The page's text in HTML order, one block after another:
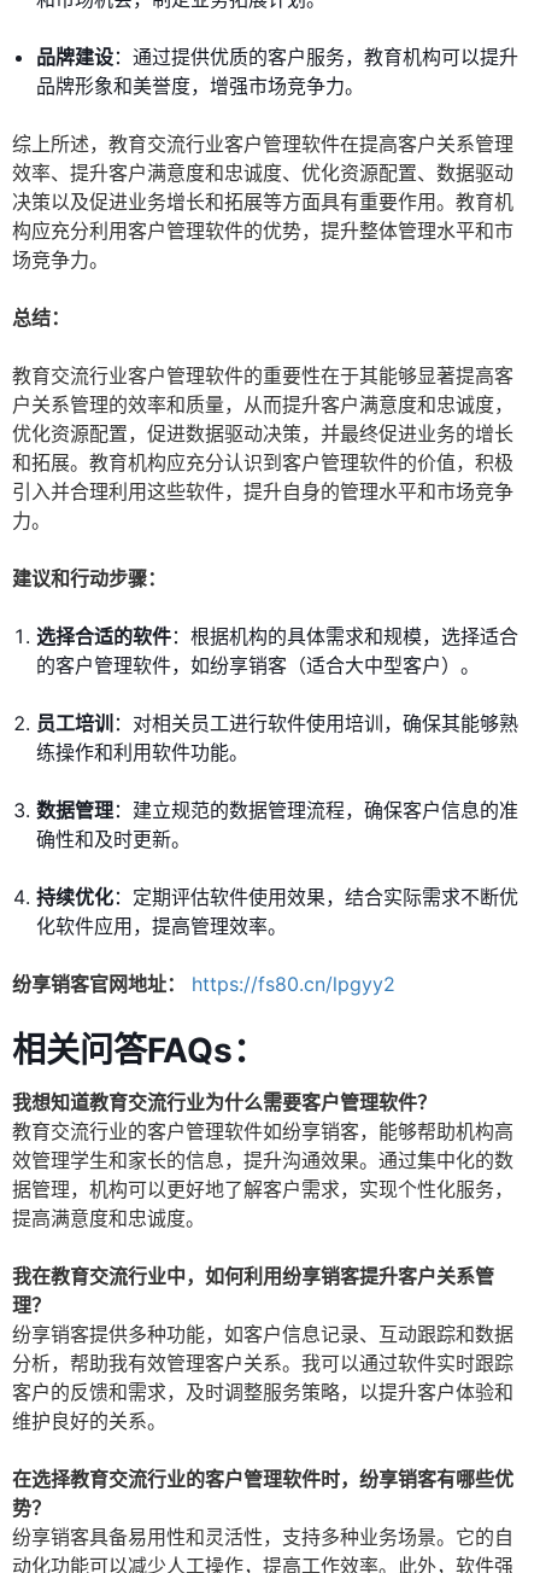
品牌建设：通过提供优质的客户服务，教育机构可以提升
品牌形象和美誉度，增强市场竞争力。
综上所述，教育交流行业客户管理软件在提高客户关系管理
效率、提升客户满意度和忠诚度、优化资源配置、数据驱动
决策以及促进业务增长和拓展等方面具有重要作用。教育机
构应充分利用客户管理软件的优势，提升整体管理水平和市
场竞争力。
总结：
教育交流行业客户管理软件的重要性在于其能够显著提高客
户关系管理的效率和质量，从而提升客户满意度和忠诚度，
优化资源配置，促进数据驱动决策，并最终促进业务的增长
和拓展。教育机构应充分认识到客户管理软件的价值，积极
引入并合理利用这些软件，提升自身的管理水平和市场竞争
力。
建议和行动步骤：
选择合适的软件：根据机构的具体需求和规模，选择适合
的客户管理软件，如纷享销客（适合大中型客户）。
员工培训 ：对相关员工进行软件使用培训，确保其能够熟
练操作和利用软件功能。
数据管理：建立规范的数据管理流程，确保客户信息的准
确性和及时更新。
持续优化：定期评估软件使用效果，结合实际需求不断优
化软件应用，提高管理效率。
纷享销客官网地址： https://fs80.cn/lpgyy2
相关问答FAQs：
我想知道教育交流行业为什么需要客户管理软件？
教育交流行业的客户管理软件如纷享销客，能够帮助机构高
效管理学生和家长的信息，提升沟通效果。通过集中化的数
据管理，机构可以更好地了解客户需求，实现个性化服务，
提高满意度和忠诚度。
我在教育交流行业中，如何利用纷享销客提升客户关系管
理？
纷享销客提供多种功能，如客户信息记录、互动跟踪和数据
分析，帮助我有效管理客户关系。我可以通过软件实时跟踪
客户的反馈和需求，及时调整服务策略，以提升客户体验和
维护良好的关系。
在选择教育交流行业的客户管理软件时，纷享销客有哪些优
势？
纷享销客具备易用性和灵活性，支持多种业务场景。它的自
动化功能可以减少人工操作，提高工作效率。此外，软件强